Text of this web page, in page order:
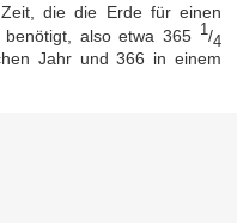
die die Erde für einen
also etwa 365 1/4
Jahr und 366 in einem